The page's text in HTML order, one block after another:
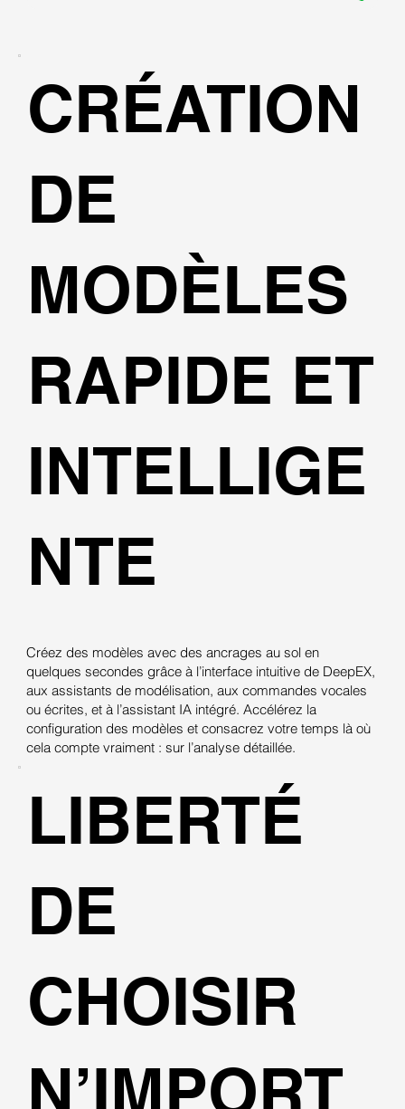
Créez des modèles avec des ancrages au sol en
quelques secondes grâce à l’interface intuitive de DeepEX,
aux assistants de modélisation, aux commandes vocales
ou écrites, et à l’assistant IA intégré. Accélérez la
configuration des modèles et consacrez votre temps là où
cela compte vraiment : sur l’analyse détaillée.
CRÉATION
DE
MODÈLES
RAPIDE ET
INTELLIGE
NTE
LIBERTÉ
DE
CHOISIR
N’IMPORT